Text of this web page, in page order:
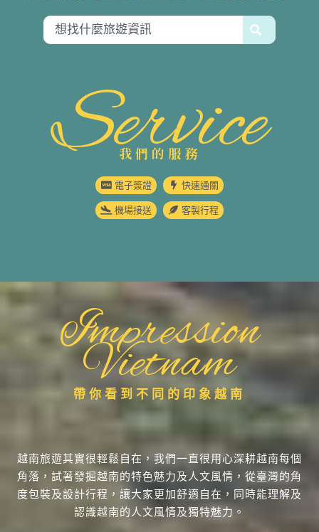
Service
我們的服務
電子簽證 快速通關
機場接送 客製行程
Impression
Vietnam
帶你看到不同的印象越南
越南旅遊其實很輕鬆自在，我們一直很用心深耕越南每個
角落，試著發掘越南的特色魅力及人文風情，從臺灣的角
度包裝及設計行程，讓大家更加舒適自在，同時能理解及
認識越南的人文風情及獨特魅力。